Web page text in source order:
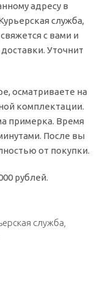
адресу в
служба,
с вами и
Уточнит
осматриваете на
комплектации.
примерка. Время
После вы
от покупки.
рублей.
служба,